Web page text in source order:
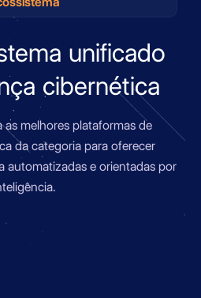
unificado
cibernética
melhores plataformas de
da categoria para oferecer
automatizadas e orientadas por